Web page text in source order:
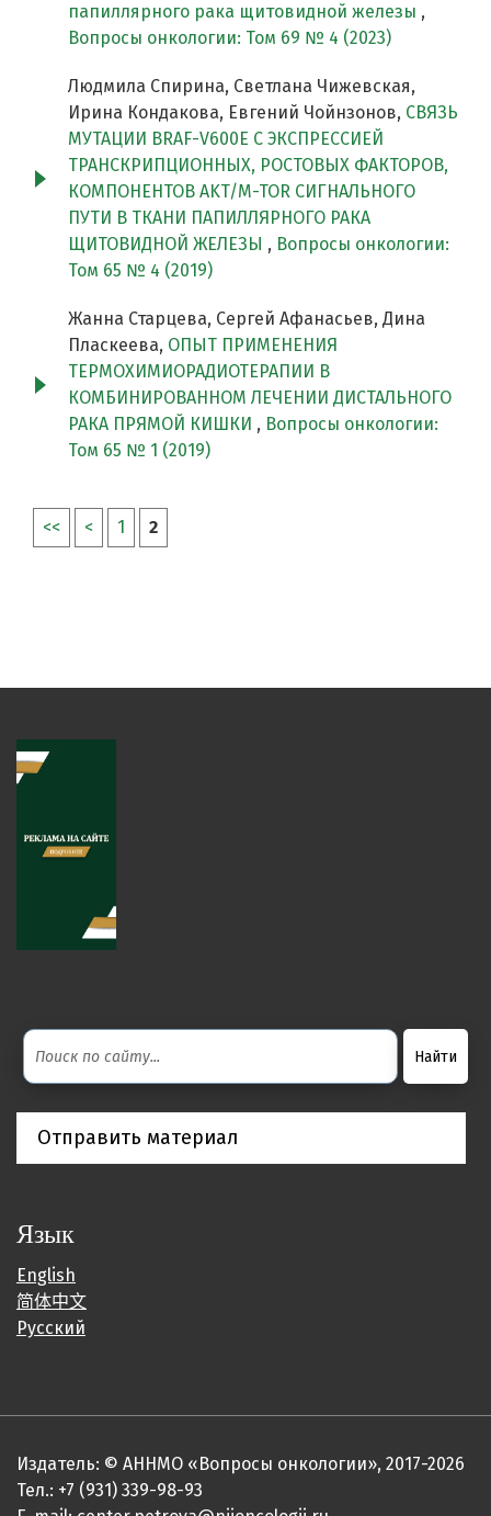
папиллярного рака щитовидной железы ,
Вопросы онкологии: Том 69 № 4 (2023)
Людмила Спирина, Светлана Чижевская,
Ирина Кондакова, Евгений Чойнзонов, СВЯЗЬ
МУТАЦИИ BRAF-V600E С ЭКСПРЕССИЕЙ
ТРАНСКРИПЦИОННЫХ, РОСТОВЫХ ФАКТОРОВ,
КОМПОНЕНТОВ AKT/M-TOR СИГНАЛЬНОГО
ПУТИ В ТКАНИ ПАПИЛЛЯРНОГО РАКА
ЩИТОВИДНОЙ ЖЕЛЕЗЫ , Вопросы онкологии:
Том 65 № 4 (2019)
Жанна Старцева, Сергей Афанасьев, Дина
Пласкеева, ОПЫТ ПРИМЕНЕНИЯ
ТЕРМОХИМИОРАДИОТЕРАПИИ В
КОМБИНИРОВАННОМ ЛЕЧЕНИИ ДИСТАЛЬНОГО
РАКА ПРЯМОЙ КИШКИ , Вопросы онкологии:
Том 65 № 1 (2019)
<< < 1 2
Отправить материал
Язык
English
简体中文
Русский
Издатель: © АННМО «Вопросы онкологии», 2017-2026
Тел.: +7 (931) 339-98-93